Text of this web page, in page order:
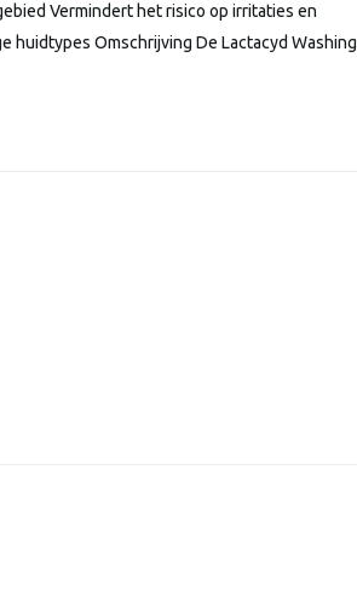
Vermindert het risico op irritaties en
huidtypes Omschrijving De Lactacyd Washing